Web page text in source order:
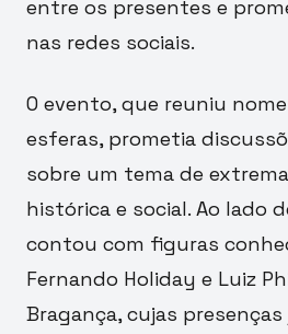
entre os presentes e
nas redes sociais.
O evento, que reuniu
esferas, prometia
sobre um tema de
histórica e social. Ao lado
contou com figuras
Fernando Holiday e Luiz
Bragança, cujas